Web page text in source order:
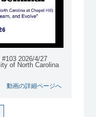
2026/4/27
of North Carolina
動画の詳細ページへ